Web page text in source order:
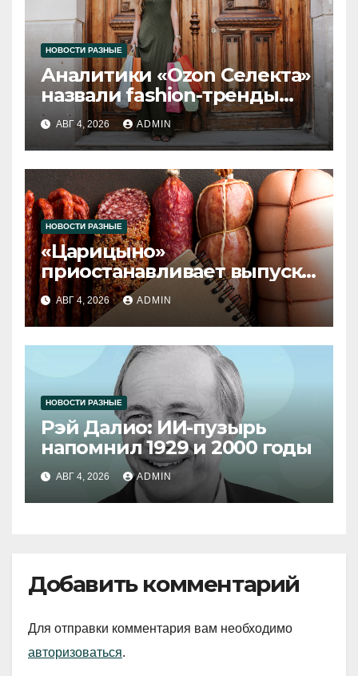
НОВОСТИ РАЗНЫЕ
Аналитики «Ozon Селекта»
назвали fashion-тренды
2026 года
АВГ 4, 2026 ADMIN
НОВОСТИ РАЗНЫЕ
«Царицыно»
приостанавливает выпуск
продукции
АВГ 4, 2026 ADMIN
НОВОСТИ РАЗНЫЕ
Рэй Далио: ИИ-пузырь
напомнил 1929 и 2000 годы
АВГ 4, 2026 ADMIN
Добавить комментарий
Для отправки комментария вам необходимо
авторизоваться.